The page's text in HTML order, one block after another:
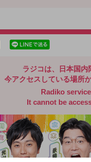
ラジコは、日本国内
今アクセスしている場所
Radiko
It cannot be